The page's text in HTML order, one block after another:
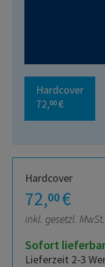
Hardcover
72,00 €
Hardcover
72,00€
inkl. gesetzl. MwSt.
Sofort
Lieferzeit 2-3